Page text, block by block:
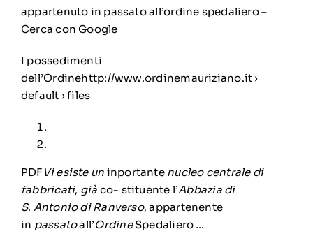
appartenuto in passato all’ordine spedaliero –
Cerca con Google
I possedimenti
dell’Ordinehttp://www.ordinemauriziano.it ›
default › files
PDF Vi esiste un inportante nucleo centrale di
fabbricati, già co- stituente l’Abbazia di
S. Antonio di Ranverso, appartenente
in passatoall’OrdineSpedaliero …